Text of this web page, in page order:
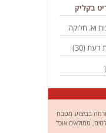
בקליק
וא. חלוקה
דעת (30
)
בביצוע מטבח
ממולאים אוכל